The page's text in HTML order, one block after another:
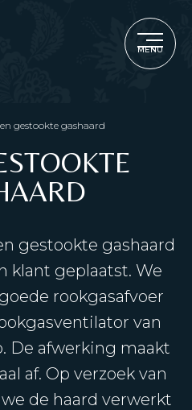
MENU
gestookte gashaard
gestookte gashaard
klant geplaatst. We
rookgasafvoer
van
De afwerking maakt
af. Op verzoek van
de haard verwerkt